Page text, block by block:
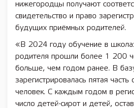
нижегородцы получают
свидетельство и право
будущих приёмных родителей.
«В 2024 году обучение в
родителя прошли более 1 200
больше, чем годом ранее. В
зарегистрировалась пятая
человек. С каждым годом в
число детей-сирот и детей,